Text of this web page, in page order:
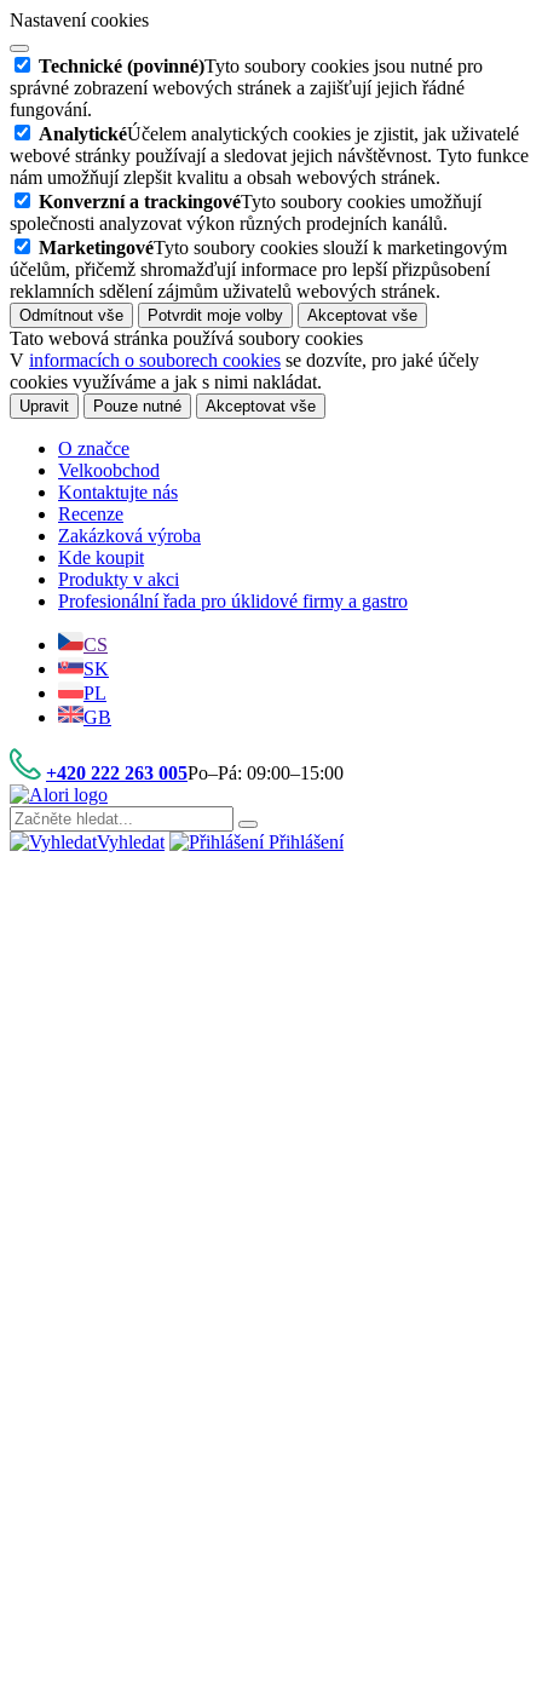
Nastavení cookies
Technické (povinné)Tyto soubory cookies jsou nutné pro
správné zobrazení webových stránek a zajišťují jejich řádné
fungování.
AnalytickéÚčelem analytických cookies je zjistit, jak uživatelé
webové stránky používají a sledovat jejich návštěvnost. Tyto funkce
nám umožňují zlepšit kvalitu a obsah webových stránek.
Konverzní a trackingovéTyto soubory cookies umožňují
společnosti analyzovat výkon různých prodejních kanálů.
MarketingovéTyto soubory cookies slouží k marketingovým
účelům, přičemž shromažďují informace pro lepší přizpůsobení
reklamních sdělení zájmům uživatelů webových stránek.
Odmítnout vše Potvrdit moje volby Akceptovat vše
Tato webová stránka používá soubory cookies
V informacích o souborech cookies se dozvíte, pro jaké účely
cookies využíváme a jak s nimi nakládat.
Upravit Pouze nutné Akceptovat vše
O značce
Velkoobchod
Kontaktujte nás
Recenze
Zakázková výroba
Kde koupit
Produkty v akci
Profesionální řada pro úklidové firmy a gastro
CS
SK
PL
GB
+420 222 263 005Po–Pá: 09:00–15:00
Vyhledat Přihlášení